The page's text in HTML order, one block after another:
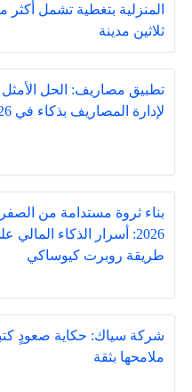
المنزلية بتغطية تشمل أكثر
ثلاثين مدينة
تطبيق مصاريف: الحل الأمثل
لإدارة المصاريف بذكاء في 2026
بناء ثروة مستدامة من
2026: أسرار الذكاء المالي
طريقة روبرت كيوساكي
شركة سياك: حكاية صعودٍ
ملامحها بثقة